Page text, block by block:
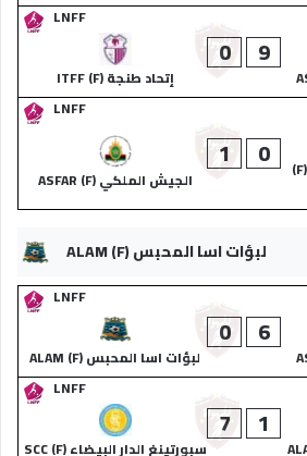
LNFF
9
0
إتحاد طنجة (F) ITFF
LNFF
الجمعية البلدية العيون (F)
0
1
الجيش الملكي (F) ASFAR
لبؤات اسا المحبس (F) ALAM
LNFF
6
0
لبؤات اسا المحبس (F) ALAM
LNFF
1
7
سبورتينغ الدار البيضاء (F) SCC